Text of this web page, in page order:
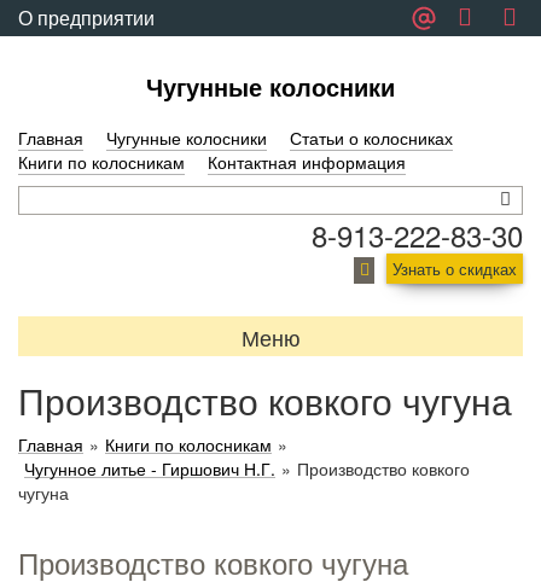
О предприятии
Чугунные колосники
Главная Чугунные колосники
Статьи о колосниках
Книги по колосникам
Контактная информация
8-913-222-83-30
Узнать о скидках
Меню
Производство ковкого чугуна
Главная » Книги по колосникам »
Чугунное литье - Гиршович Н.Г. » Производство ковкого
чугуна
Производство ковкого чугуна